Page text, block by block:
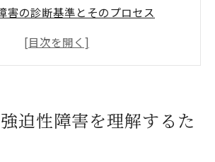
害の診断基準とそのプロセス
ての強迫性障害の影響
診断されたら最初に考えるべきこ
迫性障害を理解するた